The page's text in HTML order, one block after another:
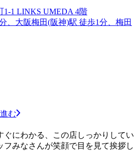
1-1 LINKS UMEDA 4階
、大阪梅田(阪神)駅 徒歩1分、梅田
む
ぐにわかる、この店しっかりしてい
フみなさんが笑顔で目を見て挨拶し